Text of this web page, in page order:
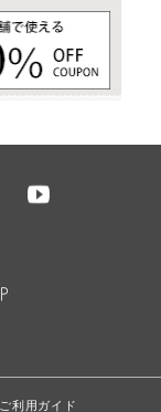
ご利用ガイド